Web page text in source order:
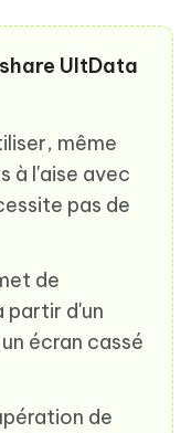
UltData
même
à l'aise avec
pas de
de
partir d'un
écran cassé
de